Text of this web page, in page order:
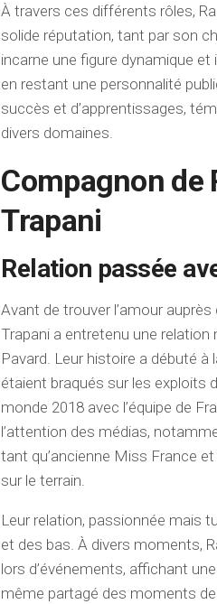
À travers ces différents rôles,
solide réputation, tant par son
incarne une figure dynamique
en restant une personnalité
succès et d’apprentissages,
divers domaines.
Compagnon de
Trapani
Relation passée
Avant de trouver l’amour
Trapani a entretenu une
Pavard. Leur histoire a débuté
étaient braqués sur les exploits
monde 2018 avec l’équipe de
l’attention des médias,
tant qu’ancienne Miss France
sur le terrain.
Leur relation, passionnée mais
et des bas. À divers moments,
lors d’événements, affichant
même partagé des moments